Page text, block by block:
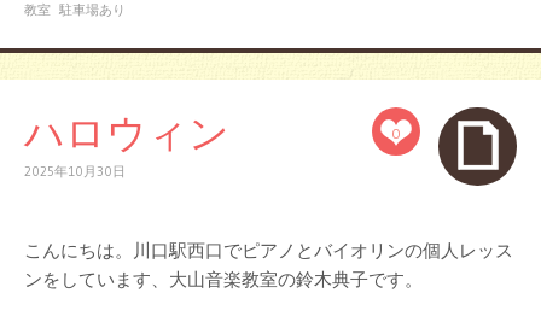
教室 駐車場あり
0
ハロウィン
2025年10月30日
こんにちは。川口駅西口でピアノとバイオリンの個人レッス
ンをしています、大山音楽教室の鈴木典子です。